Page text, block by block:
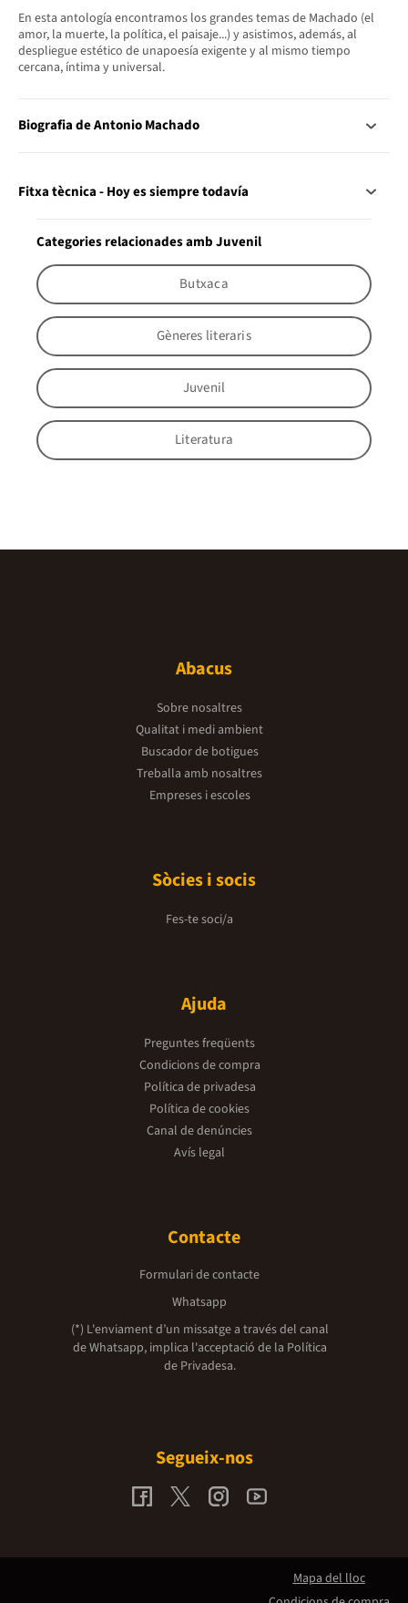
En esta antología encontramos los grandes temas de Machado (el
amor, la muerte, la política, el paisaje...) y asistimos, además, al
despliegue estético de unapoesía exigente y al mismo tiempo
cercana, íntima y universal.
Biografia de Antonio Machado
Fitxa tècnica - Hoy es siempre todavía
Categories relacionades amb Juvenil
Butxaca
Gèneres literaris
Juvenil
Literatura
Abacus
Sobre nosaltres
Qualitat i medi ambient
Buscador de botigues
Treballa amb nosaltres
Empreses i escoles
Sòcies i socis
Fes-te soci/a
Ajuda
Preguntes freqüents
Condicions de compra
Política de privadesa
Política de cookies
Canal de denúncies
Avís legal
Contacte
Formulari de contacte
Whatsapp
(*) L'enviament d’un missatge a través del canal
de Whatsapp, implica l'acceptació de la Política
de Privadesa.
Segueix-nos
Mapa del lloc